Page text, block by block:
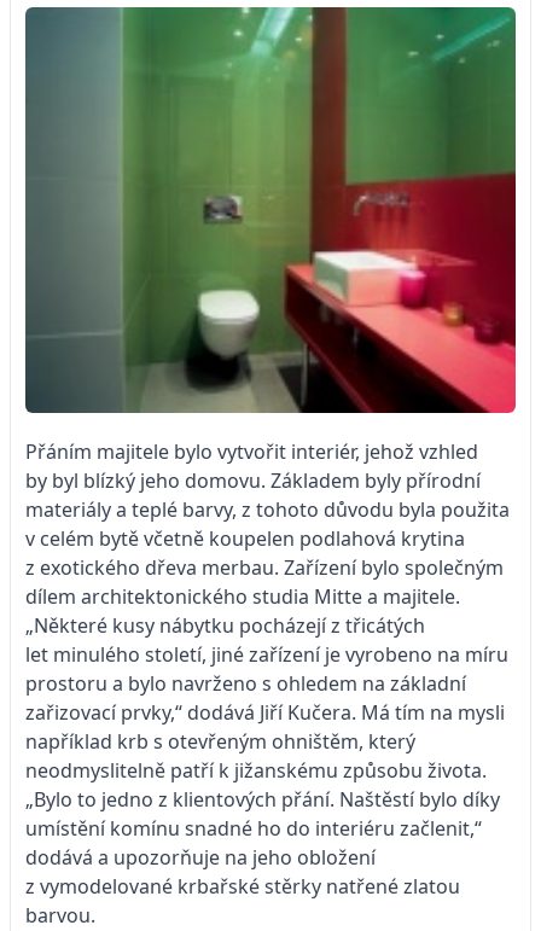
Přáním majitele bylo vytvořit interiér, jehož vzhled
by byl blízký jeho domovu. Základem byly přírodní
materiály a teplé barvy, z tohoto důvodu byla použita
v celém bytě včetně koupelen podlahová krytina
z exotického dřeva merbau. Zařízení bylo společným
dílem architektonického studia Mitte a majitele.
„Některé kusy nábytku pocházejí z třicátých
let minulého století, jiné zařízení je vyrobeno na míru
prostoru a bylo navrženo s ohledem na základní
zařizovací prvky,“ dodává Jiří Kučera. Má tím na mysli
například krb s otevřeným ohništěm, který
neodmyslitelně patří k jižanskému způsobu života.
„Bylo to jedno z klientových přání. Naštěstí bylo díky
umístění komínu snadné ho do interiéru začlenit,“
dodává a upozorňuje na jeho obložení
z vymodelované krbařské stěrky natřené zlatou
barvou.